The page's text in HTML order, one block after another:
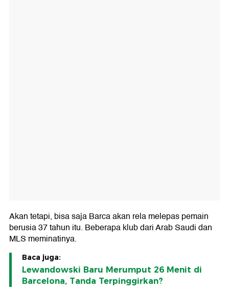
Akan tetapi, bisa saja Barca akan rela melepas pemain
berusia 37 tahun itu. Beberapa klub dari Arab Saudi dan
MLS meminatinya.
Baca juga:
Lewandowski Baru Merumput 26 Menit di
Barcelona, Tanda Terpinggirkan?